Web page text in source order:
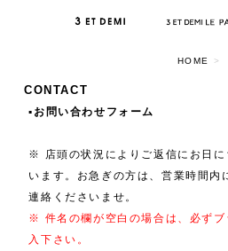
HOME >
CONTACT
▪️お問い合わせフォーム
※ 店頭の状況によりご返信にお日に
います。お急ぎの方は、営業時間内
連絡くださいませ。
※ 件名の欄が空白の場合は、必ずブ
入下さい。